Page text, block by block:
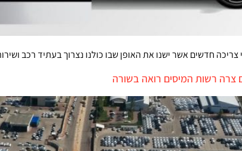
צריכה חדשים אשר ישנו את האופן שבו כולנו נצרוך בעתיד רכב
רשות המיסים רואה בשורה